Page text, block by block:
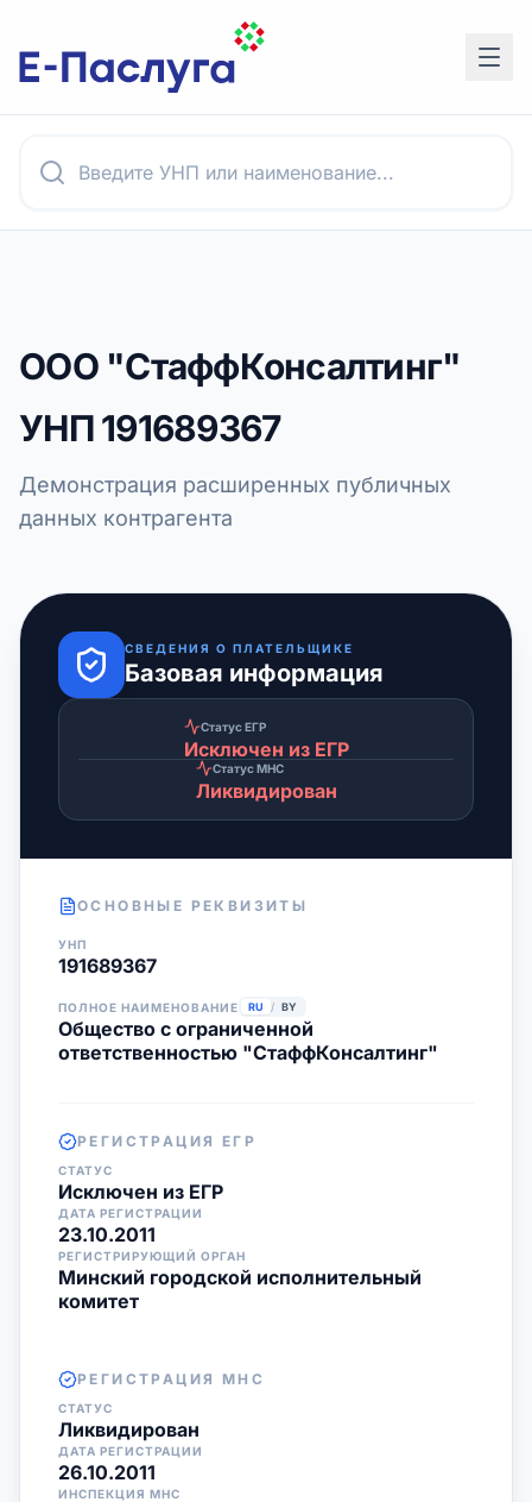
ООО "СтаффКонсалтинг"
УНП191689367
Демонстрация расширенных публичных
данных контрагента
СВЕДЕНИЯ О ПЛАТЕЛЬЩИКЕ
Базовая информация
Статус ЕГР
Исключен из ЕГР
Статус МНС
Ликвидирован
ОСНОВНЫЕ РЕКВИЗИТЫ
УНП
191689367
ПОЛНОЕ НАИМЕНОВАНИЕ RU / BY
Общество с ограниченной
ответственностью "СтаффКонсалтинг"
РЕГИСТРАЦИЯ ЕГР
СТАТУС
Исключен из ЕГР
ДАТА РЕГИСТРАЦИИ
23.10.2011
РЕГИСТРИРУЮЩИЙ ОРГАН
Минский городской исполнительный
комитет
РЕГИСТРАЦИЯ МНС
СТАТУС
Ликвидирован
ДАТА РЕГИСТРАЦИИ
26.10.2011
ИНСПЕКЦИЯ МНС